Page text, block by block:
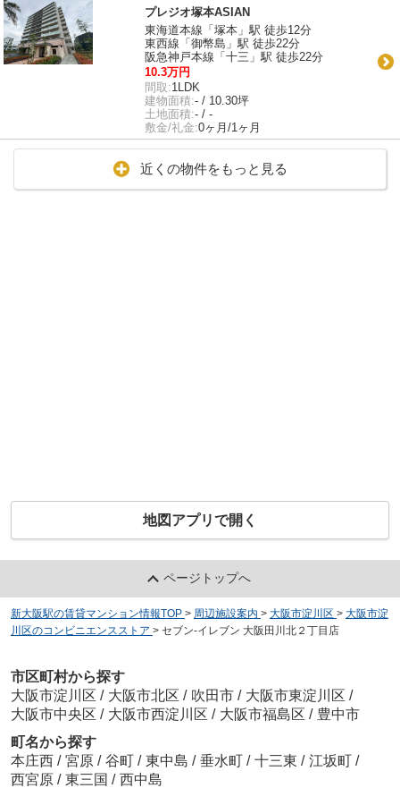
プレジオ塚本ASIAN
東海道本線「塚本」駅 徒歩12分
東西線「御幣島」駅 徒歩22分
阪急神戸本線「十三」駅 徒歩22分
10.3万円
間取:1LDK
建物面積:- / 10.30坪
土地面積:- / -
敷金/礼金:0ヶ月/1ヶ月
近くの物件をもっと見る
地図アプリで開く
ページトップへ
新大阪駅の賃貸マンション情報TOP > 周辺施設案内 > 大阪市淀川区 > 大阪市淀
川区のコンビニエンスストア > セブン-イレブン 大阪田川北２丁目店
市区町村から探す
大阪市淀川区 / 大阪市北区 / 吹田市 / 大阪市東淀川区 /
大阪市中央区 / 大阪市西淀川区 / 大阪市福島区 / 豊中市
町名から探す
本庄西 / 宮原 / 谷町 / 東中島 / 垂水町 / 十三東 / 江坂町 /
西宮原 / 東三国 / 西中島